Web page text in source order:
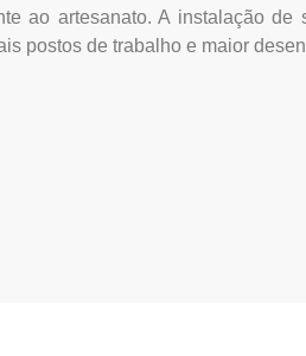
ao artesanato. A instalação de
postos de trabalho e maior